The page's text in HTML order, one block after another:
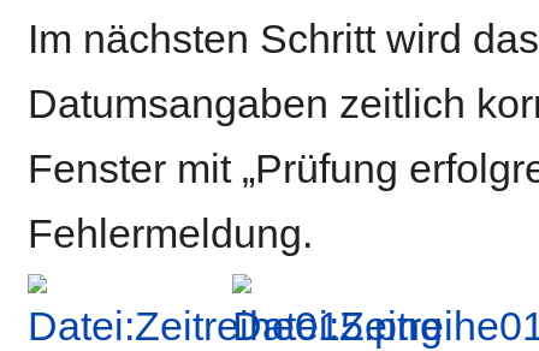
Im nächsten Schritt wird
Datumsangaben zeitlich
Fenster mit „Prüfung
Fehlermeldung.